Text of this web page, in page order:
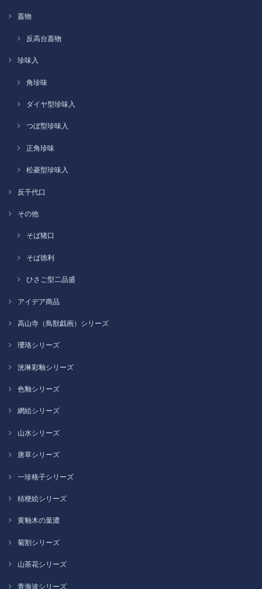
蓋物
反高台蓋物
珍味入
角珍味
ダイヤ型珍味入
つぼ型珍味入
正角珍味
松菱型珍味入
反千代口
その他
そば猪口
そば徳利
ひさご型二品盛
アイデア商品
高山寺（鳥獣戯画）シリーズ
瓔珞シリーズ
洸琳彩釉シリーズ
色釉シリーズ
網絵シリーズ
山水シリーズ
唐草シリーズ
一珍格子シリーズ
桔梗絵シリーズ
黄釉木の葉濃
菊割シリーズ
山茶花シリーズ
青海波シリーズ